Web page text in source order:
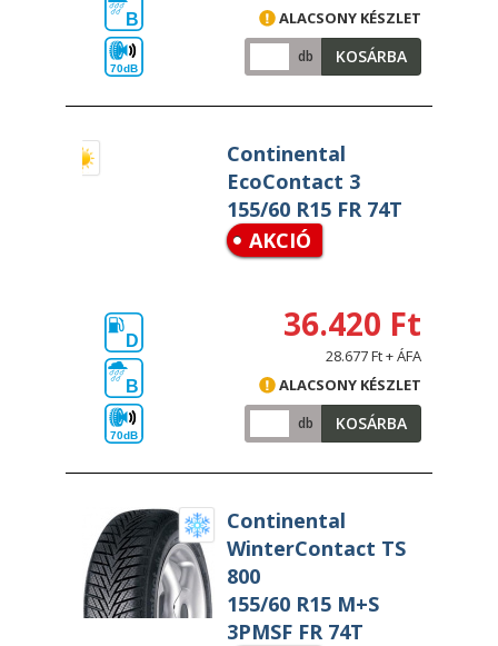
B
70dB
ALACSONY KÉSZLET
db KOSÁRBA
Continental
EcoContact 3
155/60 R15 FR 74T
AKCIÓ
D
B
70dB
36.420 Ft
28.677 Ft + ÁFA
ALACSONY KÉSZLET
db KOSÁRBA
Continental
WinterContact TS
800
155/60 R15 M+S
3PMSF FR 74T